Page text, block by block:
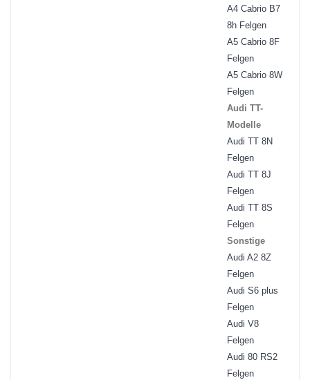
A4 Cabrio B7
8h Felgen
A5 Cabrio 8F
Felgen
A5 Cabrio 8W
Felgen
Audi TT-
Modelle
Audi TT 8N
Felgen
Audi TT 8J
Felgen
Audi TT 8S
Felgen
Sonstige
Audi A2 8Z
Felgen
Audi S6 plus
Felgen
Audi V8
Felgen
Audi 80 RS2
Felgen